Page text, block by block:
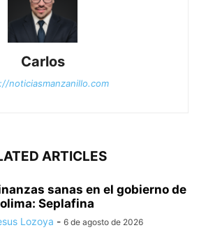
Carlos
noticiasmanzanillo.com
ARTICLES
sanas en el gobierno de
Seplafina
Lozoya - 6 de agosto de 2026